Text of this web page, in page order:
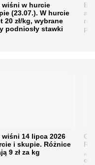
wiśni w hurcie
(23.07.). W hurcie
20 zł/kg, wybrane
podniosły stawki
wiśni 14 lipca 2026
i skupie. Różnice
9 zł za kg